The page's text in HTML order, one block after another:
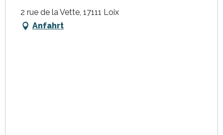
2 rue de la Vette, 17111 Loix
Anfahrt